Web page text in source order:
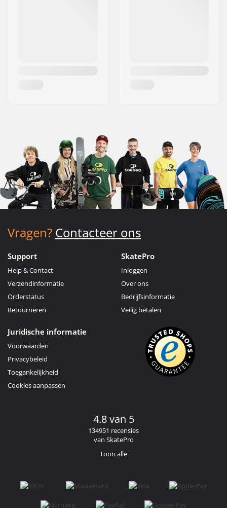
Vragen? Contacteer ons
Support
Help & Contact
Verzendinformatie
Orderstatus
Retourneren
SkatePro
Inloggen
Over ons
Bedrijfsinformatie
Veilig betalen
Juridische informatie
Voorwaarden
Privacybeleid
Toegankelijkheid
Cookies aanpassen
4.8 van 5
134951 recensies
van SkatePro
Toon alle